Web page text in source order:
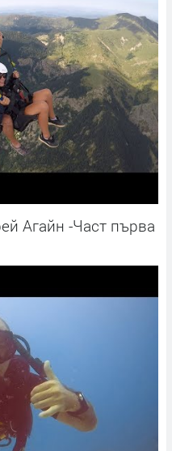
Агайн -Част първа